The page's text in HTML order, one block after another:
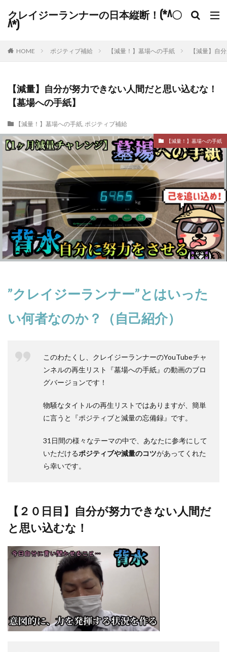
クレイジーランナーの日本縦断！(*^〇
^*)
HOME ポジティブ補給 【減量！】墓場への手紙 【減量】自
【減量】自分が努力できない人間だと思い込むな！
【墓場への手紙】
【減量！】墓場への手紙, ポジティブ補給
【減量！】墓場への手紙
”クレイジーランナー”とはいった
い何者なのか？（自己紹介）
このわたくし、クレイジーランナーのYouTubeチャ
ンネルの再生リスト
『墓場への手紙』 の動画のブロ
グバージョンです！
物騒なタイトルの再生リストではありますが、簡単
に言うと
『ポジティブと減量の忘備録』 です。
31日間の様々なテーマの中で、あなたに参考にして
いただけるポジティブや減量のコツがあってくれた
ら幸いです。
【２０日目】自分が努力できない人間だ
と思い込むな！